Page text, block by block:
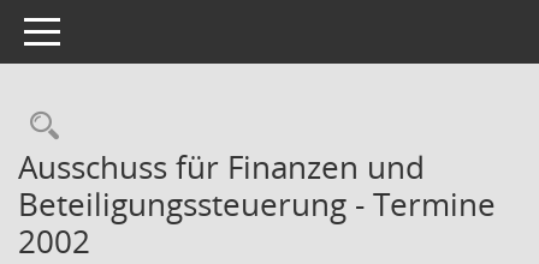
Toggle navigation
Rechercheauswahl
Ausschuss für Finanzen und
Beteiligungssteuerung - Termine
2002